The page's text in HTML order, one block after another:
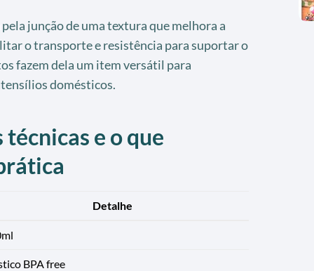
junção de uma textura que melhora a
o transporte e resistência para suportar o
fazem dela um item versátil para
domésticos.
e o que
Detalhe
BPA free